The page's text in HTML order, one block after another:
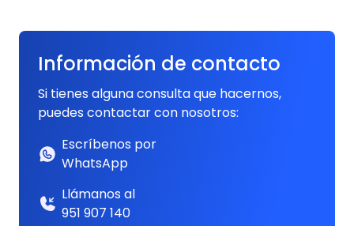
Información de contacto
Si tienes alguna consulta que hacernos,
puedes contactar con nosotros:
Escríbenos por
WhatsApp
Llámanos al
951 907 140